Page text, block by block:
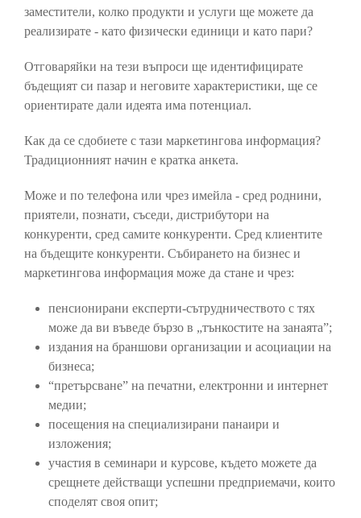
заместители, колко продукти и услуги ще можете да
реализирате - като физически единици и като пари?
Отговаряйки на тези въпроси ще идентифицирате
бъдещият си пазар и неговите характеристики, ще се
ориентирате дали идеята има потенциал.
Как да се сдобиете с тази маркетингова информация?
Традиционният начин е кратка анкета.
Може и по телефона или чрез имейла - сред роднини,
приятели, познати, съседи, дистрибутори на
конкуренти, сред самите конкуренти. Сред клиентите
на бъдещите конкуренти. Събирането на бизнес и
маркетингова информация може да стане и чрез:
пенсионирани експерти-сътрудничеството с тях
може да ви въведе бързо в „тънкостите на занаята”;
издания на браншови организации и асоциации на
бизнеса;
“претърсване” на печатни, електронни и интернет
медии;
посещения на специализирани панаири и
изложения;
участия в семинари и курсове, където можете да
срещнете действащи успешни предприемачи, които
споделят своя опит;